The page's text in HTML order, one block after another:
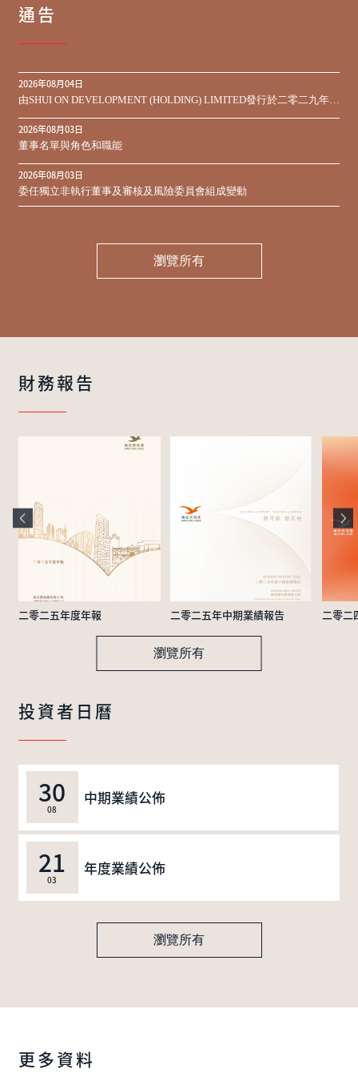
通告
2026年08月04日
由SHUI ON DEVELOPMENT (HOLDING) LIMITED發行於二零二九年到
期之450,000,000美元9.75%優先票據之同意徵求於屆滿期限前收到的
同意結果
2026年08月03日
董事名單與角色和職能
2026年08月03日
委任獨立非執行董事及審核及風險委員會組成變動
瀏覽所有
財務報告
二零二五年度年報 二零二五年中期業績報告 二零二
瀏覽所有
投資者日曆
30
08
中期業績公佈
21
03
年度業績公佈
瀏覽所有
更多資料